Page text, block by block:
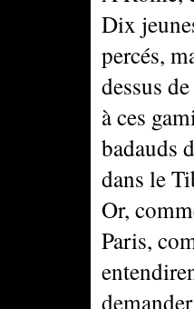
Dix
percés,
dessus
à ces
badauds
dans le
Or,
Paris,